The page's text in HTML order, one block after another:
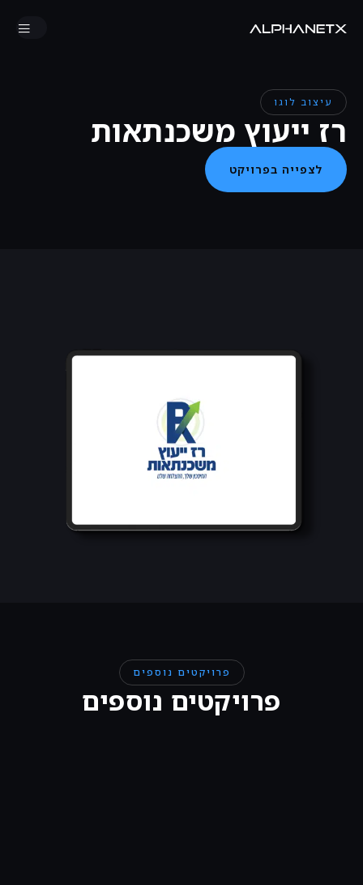
עיצוב לוגו
רז ייעוץ משכנתאות
לצפייה בפרויקט
פרויקטים נוספים
פרויקטים נוספים